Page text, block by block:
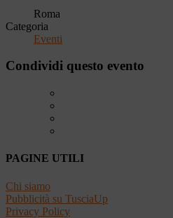
Roma
Categoria
Eventi
Condividi questo evento
PAGINE UTILI
Chi siamo
Pubblicità su TusciaUp
Privacy Policy